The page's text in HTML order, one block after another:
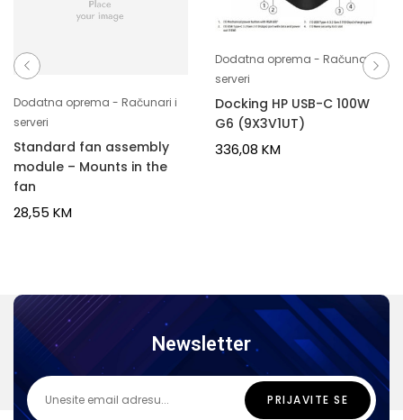
Dodatna oprema - Računari i
serveri
Standard fan assembly
module – Mounts in the
fan
28,55 KM
Dodatna oprema - Računari i
serveri
Docking HP USB-C 100W
G6 (9X3V1UT)
336,08 KM
Newsletter